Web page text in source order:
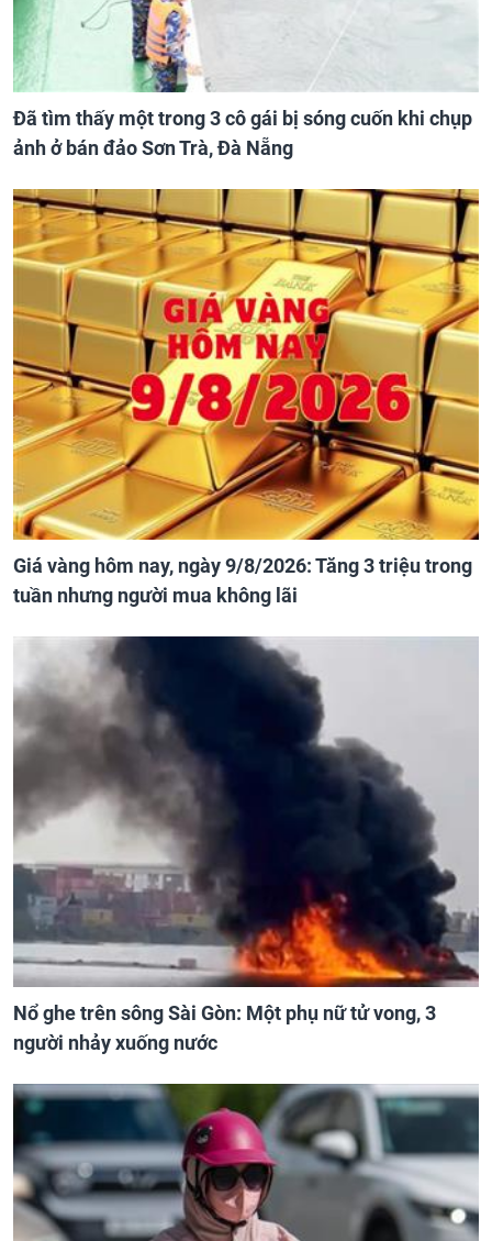
Đã tìm thấy một trong 3 cô gái bị sóng cuốn khi chụp
ảnh ở bán đảo Sơn Trà, Đà Nẵng
Giá vàng hôm nay, ngày 9/8/2026: Tăng 3 triệu trong
tuần nhưng người mua không lãi
Nổ ghe trên sông Sài Gòn: Một phụ nữ tử vong, 3
người nhảy xuống nước